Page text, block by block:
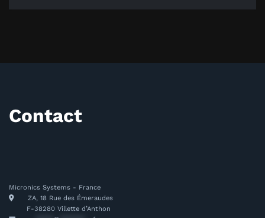
Contact
Micronics Systems - France
ZA, 18 Rue des Émeraudes
F-38280 Villette d’Anthon